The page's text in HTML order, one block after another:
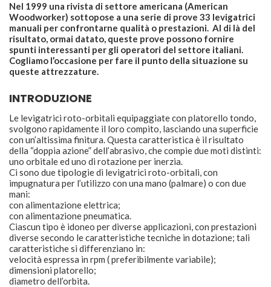
Nel 1999 una rivista di settore americana (American
Woodworker) sottopose a una serie di prove 33 levigatrici
manuali per confrontarne qualità o prestazioni. Al di là del
risultato, ormai datato, queste prove possono fornire
spunti interessanti per gli operatori del settore italiani.
Cogliamo l’occasione per fare il punto della situazione su
queste attrezzature.
INTRODUZIONE
Le levigatrici roto-orbitali equipaggiate con platorello tondo,
svolgono rapidamente il loro compito, lasciando una superficie
con un’altissima finitura. Questa caratteristica è il risultato
della “doppia azione” dell’abrasivo, che compie due moti distinti:
uno orbitale ed uno di rotazione per inerzia.
Ci sono due tipologie di levigatrici roto-orbitali, con
impugnatura per l’utilizzo con una mano (palmare) o con due
mani:
con alimentazione elettrica;
con alimentazione pneumatica.
Ciascun tipo è idoneo per diverse applicazioni, con prestazioni
diverse secondo le caratteristiche tecniche in dotazione; tali
caratteristiche si differenziano in:
velocità espressa in rpm ( preferibilmente variabile);
dimensioni platorello;
diametro dell’orbita.